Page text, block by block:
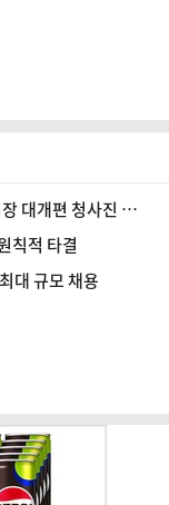
대개편 청사진 공
칙적 타결
대 규모 채용